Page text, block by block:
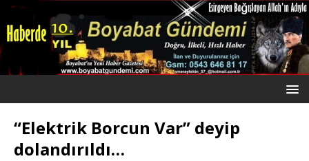
“Elektrik Borcun Var” deyip
dolandırıldı…